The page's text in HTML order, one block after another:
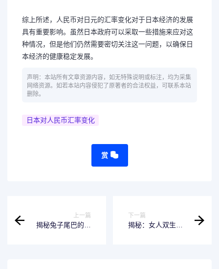
综上所述，人民币对日元的汇率变化对于日本经济的发展
具有重要影响。虽然日本政府可以采取一些措施来应对这
种情况，但是他们仍然需要密切关注这一问题，以确保日
本经济的健康稳定发展。
声明：本站所有文章资源内容，如无特殊说明或标注，均为采集
网络资源。如若本站内容侵犯了原著者的合法权益，可联系本站
删除。
日本对人民币汇率变化
赏
上一篇
揭秘兔子尾巴的作
下一篇
揭秘：女人双生痣